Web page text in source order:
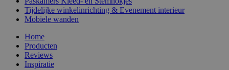
Tijdelijke winkelinrichting & Evenement interieur
Mobiele wanden
Home
Producten
Reviews
Inspiratie